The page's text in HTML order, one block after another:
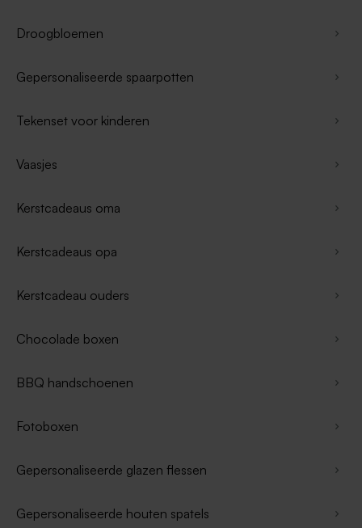
Droogbloemen
Gepersonaliseerde spaarpotten
Tekenset voor kinderen
Vaasjes
Kerstcadeaus oma
Kerstcadeaus opa
Kerstcadeau ouders
Chocolade boxen
BBQ handschoenen
Fotoboxen
Gepersonaliseerde glazen flessen
Gepersonaliseerde houten spatels